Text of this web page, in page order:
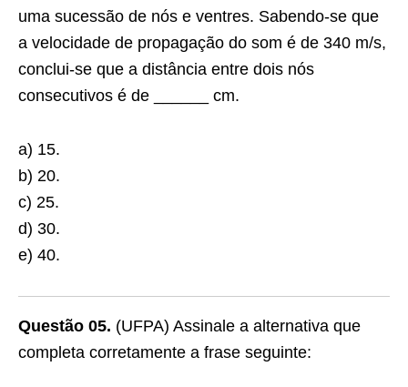
uma sucessão de nós e ventres. Sabendo-se que
a velocidade de propagação do som é de 340 m/s,
conclui-se que a distância entre dois nós
consecutivos é de ______ cm.
a) 15.
b) 20.
c) 25.
d) 30.
e) 40.
Questão 05. (UFPA) Assinale a alternativa que
completa corretamente a frase seguinte: